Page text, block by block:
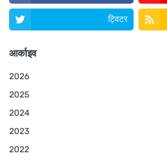
ट्विटर
आर्काइव
2026
2025
2024
2023
2022